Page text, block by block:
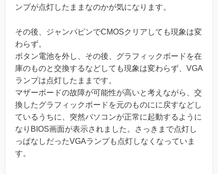
ンプが点灯したままなのかが気になります。
その後、ジャンパピンでCMOSクリアしても現象は変
わらず。
ボタン電池を外し、その後、グラフィックボードを在
庫のものと交換するなどしても現象は変わらず、VGA
ランプは点灯したままです。
マザーボードの故障が可能性が高いと考えながら、交
換したグラフィックボードを元のものにに戻すなどし
ているうちに、突然パソコンが正常に起動するように
なりBIOS画面が表示されました。さっきまで点灯し
っぱなしだったVGAランプも点灯しなくなっていま
す。